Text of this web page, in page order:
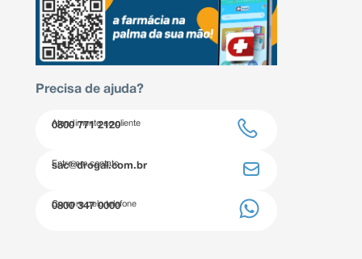
Precisa de ajuda?
Atendimento ao cliente
0800 771 2120
Entre em contato
sac@drogal.com.br
Compre pelo telefone
0800 347 0000